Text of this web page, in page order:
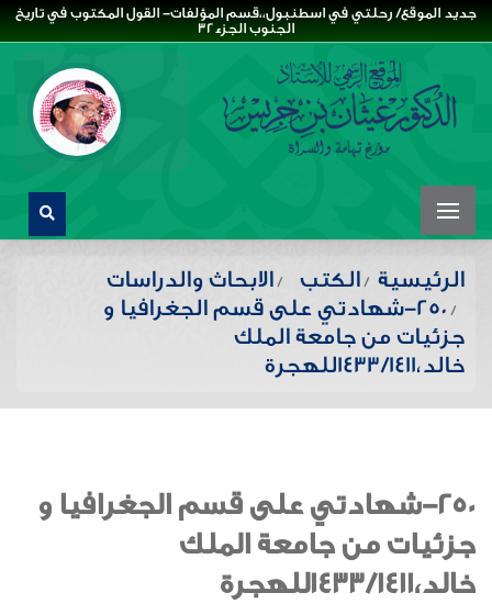
جديد الموقع/ رحلتي في اسطنبول،،قسم المؤلفات- القول المكتوب في تاريخ
الجنوب الجزء32
الرئيسية الكتب
الابحاث والدراسات
250-شهادتي على قسم الجغرافيا و
جزئيات من جامعة الملك
خالد،1433/1411للهجرة
250-شهادتي على قسم الجغرافيا و
جزئيات من جامعة الملك
خالد،1433/1411للهجرة